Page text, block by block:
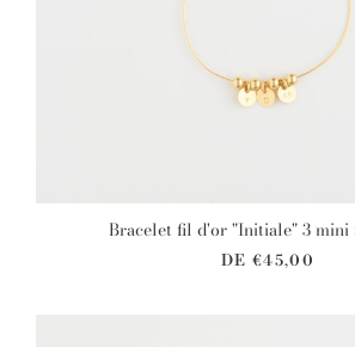
Bracelet fil d'or "Initiale" 3 mini
DE€45,00